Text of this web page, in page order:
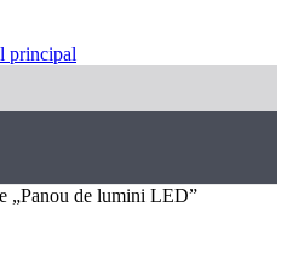
principal
„Panou de lumini LED”